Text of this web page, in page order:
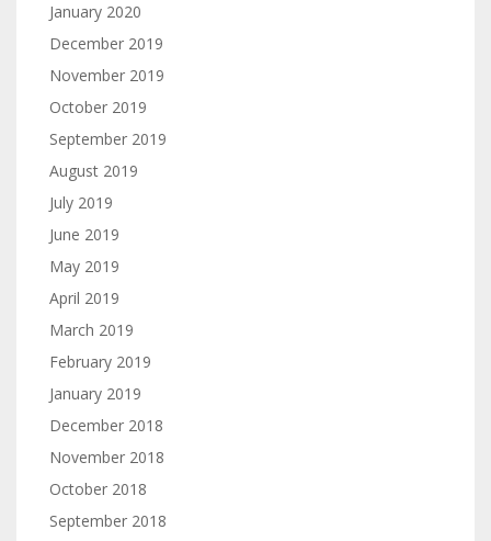
January 2020
December 2019
November 2019
October 2019
September 2019
August 2019
July 2019
June 2019
May 2019
April 2019
March 2019
February 2019
January 2019
December 2018
November 2018
October 2018
September 2018